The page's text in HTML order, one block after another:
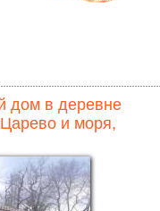
в центре деревни с
и горы. Дом...
дом в деревне
Царево и моря,